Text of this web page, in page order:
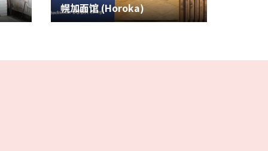
幌加面馆 (Horoka)